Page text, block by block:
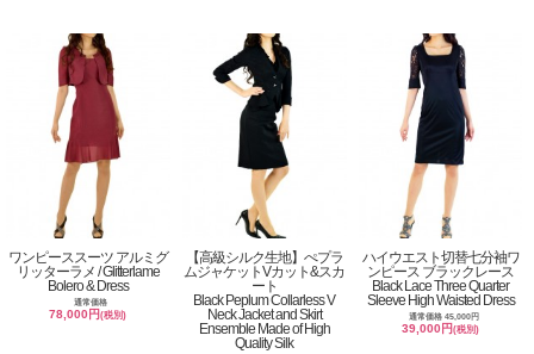
ワンピーススーツ アルミグ
リッターラメ / Glitterlame
Bolero & Dress
通常価格
78,000円(税別)
【高級シルク生地】ぺプラ
ムジャケットVカット&スカ
ート
Black Peplum Collarless V
Neck Jacket and Skirt
Ensemble Made of High
Quality Silk
ハイウエスト切替七分袖ワ
ンピース ブラックレース
Black Lace Three Quarter
Sleeve High Waisted Dress
通常価格 45,000円
39,000円(税別)